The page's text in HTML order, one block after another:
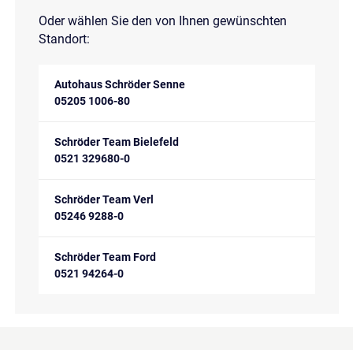
Oder wählen Sie den von Ihnen gewünschten
Standort:
Autohaus Schröder Senne
05205 1006-80
Schröder Team Bielefeld
0521 329680-0
Schröder Team Verl
05246 9288-0
Schröder Team Ford
0521 94264-0